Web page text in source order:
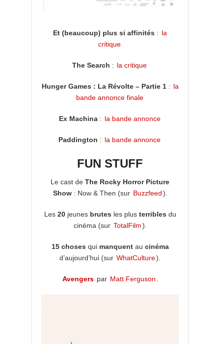
Et (beaucoup) plus si affinités : la
critique
The Search : la critique
Hunger Games : La Révolte – Partie 1: la
bande annonce finale
Ex Machina: la bande annonce
Paddington : la bande annonce
FUN STUFF
Le cast de The Rocky Horror Picture
Show: Now & Then (sur Buzzfeed).
Les 20jeunes brutes les plus terribles du
cinéma (sur TotalFilm).
15 choses qui manquentau cinéma
d’aujourd’hui (sur WhatCulture).
Avengers par Matt Ferguson .